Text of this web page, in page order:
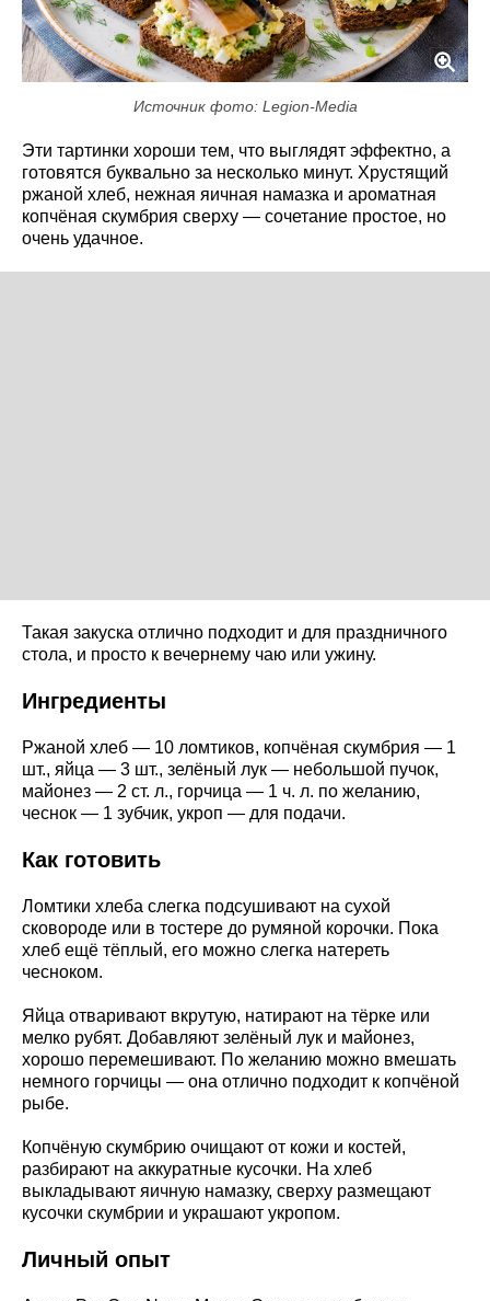
Источник фото: Legion-Media
Эти тартинки хороши тем, что выглядят эффектно, а
готовятся буквально за несколько минут. Хрустящий
ржаной хлеб, нежная яичная намазка и ароматная
копчёная скумбрия сверху — сочетание простое, но
очень удачное.
Такая закуска отлично подходит и для праздничного
стола, и просто к вечернему чаю или ужину.
Ингредиенты
Ржаной хлеб — 10 ломтиков, копчёная скумбрия — 1
шт., яйца — 3 шт., зелёный лук — небольшой пучок,
майонез — 2 ст. л., горчица — 1 ч. л. по желанию,
чеснок — 1 зубчик, укроп — для подачи.
Как готовить
Ломтики хлеба слегка подсушивают на сухой
сковороде или в тостере до румяной корочки. Пока
хлеб ещё тёплый, его можно слегка натереть
чесноком.
Яйца отваривают вкрутую, натирают на тёрке или
мелко рубят. Добавляют зелёный лук и майонез,
хорошо перемешивают. По желанию можно вмешать
немного горчицы — она отлично подходит к копчёной
рыбе.
Копчёную скумбрию очищают от кожи и костей,
разбирают на аккуратные кусочки. На хлеб
выкладывают яичную намазку, сверху размещают
кусочки скумбрии и украшают укропом.
Личный опыт